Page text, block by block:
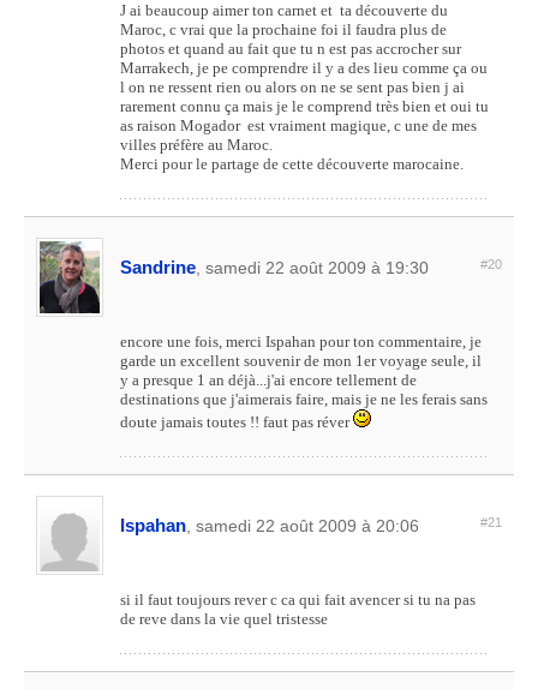
J ai beaucoup aimer ton carnet et ta découverte du
Maroc, c vrai que la prochaine foi il faudra plus de
photos et quand au fait que tu n est pas accrocher sur
Marrakech, je pe comprendre il y a des lieu comme ça ou
l on ne ressent rien ou alors on ne se sent pas bien j ai
rarement connu ça mais je le comprend très bien et oui tu
as raison Mogador est vraiment magique, c une de mes
villes préfère au Maroc.
Merci pour le partage de cette découverte marocaine.
Sandrine , samedi 22 août 2009 à 19:30 #20
encore une fois, merci Ispahan pour ton commentaire, je
garde un excellent souvenir de mon 1er voyage seule, il
y a presque 1 an déjà...j'ai encore tellement de
destinations que j'aimerais faire, mais je ne les ferais sans
doute jamais toutes !! faut pas réver
Ispahan , samedi 22 août 2009 à 20:06 #21
si il faut toujours rever c ca qui fait avencer si tu na pas
de reve dans la vie quel tristesse